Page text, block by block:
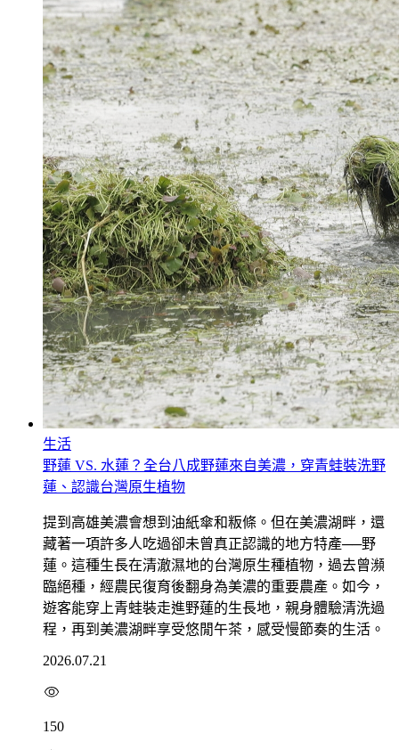
生活
野蓮 VS. 水蓮？全台八成野蓮來自美濃，穿青蛙裝洗野
蓮、認識台灣原生植物
提到高雄美濃會想到油紙傘和粄條。但在美濃湖畔，還
藏著一項許多人吃過卻未曾真正認識的地方特產──野
蓮。這種生長在清澈濕地的台灣原生種植物，過去曾瀕
臨絕種，經農民復育後翻身為美濃的重要農產。如今，
遊客能穿上青蛙裝走進野蓮的生長地，親身體驗清洗過
程，再到美濃湖畔享受悠閒午茶，感受慢節奏的生活。
2026.07.21
150